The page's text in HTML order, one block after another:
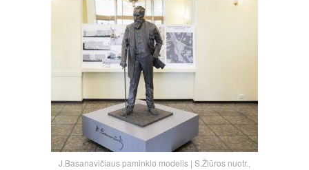
J.Basanavičiaus paminklo modelis | S.Žiūros nuotr.,